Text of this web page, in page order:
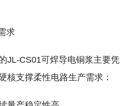
求
JL-CS01可焊导电铜浆主要凭
核支撑柔性电路生产需求：